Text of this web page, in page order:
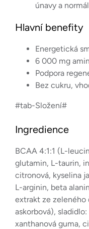
únavy a
Hlavní benefity
Energetická
6 000 mg
Podpora
Bez cukru,
#tab-Složení#
Ingredience
BCAA 4:1:1 (L-
glutamin, L-taurin,
citronová, kyselina
L-arginin, beta
extrakt ze zeleného
askorbová),
xanthanová guma,